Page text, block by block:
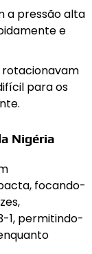
a pressão alta
e
rotacionavam
para os
Nigéria
focando-
1, permitindo-